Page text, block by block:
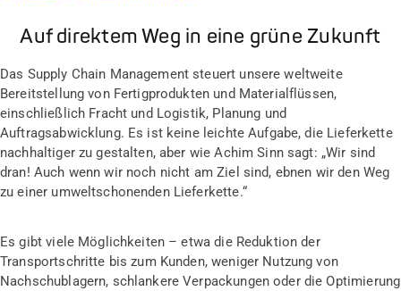
Auf direktem Weg in eine grüne Zukunft
Das Supply Chain Management steuert unsere weltweite
Bereitstellung von Fertigprodukten und Materialflüssen,
einschließlich Fracht und Logistik, Planung und
Auftragsabwicklung. Es ist keine leichte Aufgabe, die Lieferkette
nachhaltiger zu gestalten, aber wie Achim Sinn sagt: „Wir sind
dran! Auch wenn wir noch nicht am Ziel sind, ebnen wir den Weg
zu einer umweltschonenden Lieferkette.“
Es gibt viele Möglichkeiten – etwa die Reduktion der
Transportschritte bis zum Kunden, weniger Nutzung von
Nachschublagern, schlankere Verpackungen oder die Optimierung